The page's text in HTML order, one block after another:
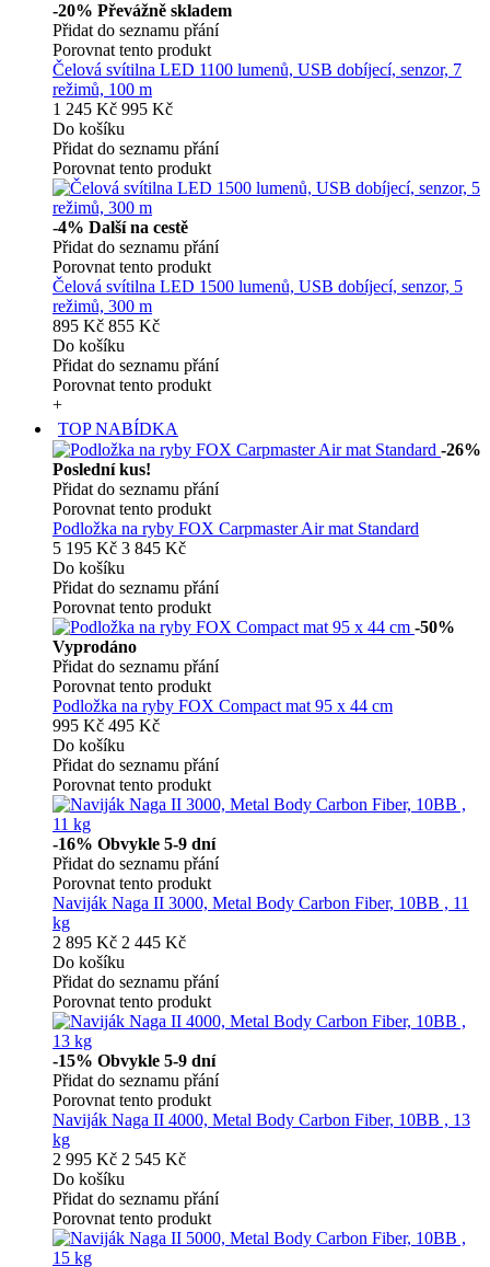
-20% Převážně skladem
Přidat do seznamu přání
Porovnat tento produkt
Čelová svítilna LED 1100 lumenů, USB dobíjecí, senzor, 7
režimů, 100 m
1 245 Kč 995 Kč
Do košíku
Přidat do seznamu přání
Porovnat tento produkt
-4% Další na cestě
Přidat do seznamu přání
Porovnat tento produkt
Čelová svítilna LED 1500 lumenů, USB dobíjecí, senzor, 5
režimů, 300 m
895 Kč 855 Kč
Do košíku
Přidat do seznamu přání
Porovnat tento produkt
+
TOP NABÍDKA
-26%
Poslední kus!
Přidat do seznamu přání
Porovnat tento produkt
Podložka na ryby FOX Carpmaster Air mat Standard
5 195 Kč 3 845 Kč
Do košíku
Přidat do seznamu přání
Porovnat tento produkt
-50%
Vyprodáno
Přidat do seznamu přání
Porovnat tento produkt
Podložka na ryby FOX Compact mat 95 x 44 cm
995 Kč 495 Kč
Do košíku
Přidat do seznamu přání
Porovnat tento produkt
-16% Obvykle 5-9 dní
Přidat do seznamu přání
Porovnat tento produkt
Naviják Naga II 3000, Metal Body Carbon Fiber, 10BB , 11
kg
2 895 Kč 2 445 Kč
Do košíku
Přidat do seznamu přání
Porovnat tento produkt
-15% Obvykle 5-9 dní
Přidat do seznamu přání
Porovnat tento produkt
Naviják Naga II 4000, Metal Body Carbon Fiber, 10BB , 13
kg
2 995 Kč 2 545 Kč
Do košíku
Přidat do seznamu přání
Porovnat tento produkt